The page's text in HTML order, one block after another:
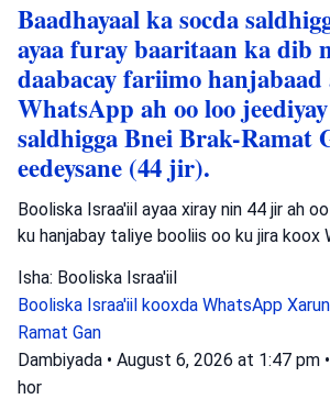
Baadhayaal ka socda
ayaa furay baaritaan ka dib
daabacay fariimo hanjabaad
WhatsApp ah oo loo
saldhigga Bnei Brak-Ramat
eedeysane (44 jir).
Booliska Israa'iil ayaa xiray nin 44 jir ah
ku hanjabay taliye booliis oo ku jira koox
Isha: Booliska Israa'iil
Booliska Israa'iil kooxda WhatsApp
Ramat Gan
Dambiyada • August 6, 2026 at 1:47 pm •
hor